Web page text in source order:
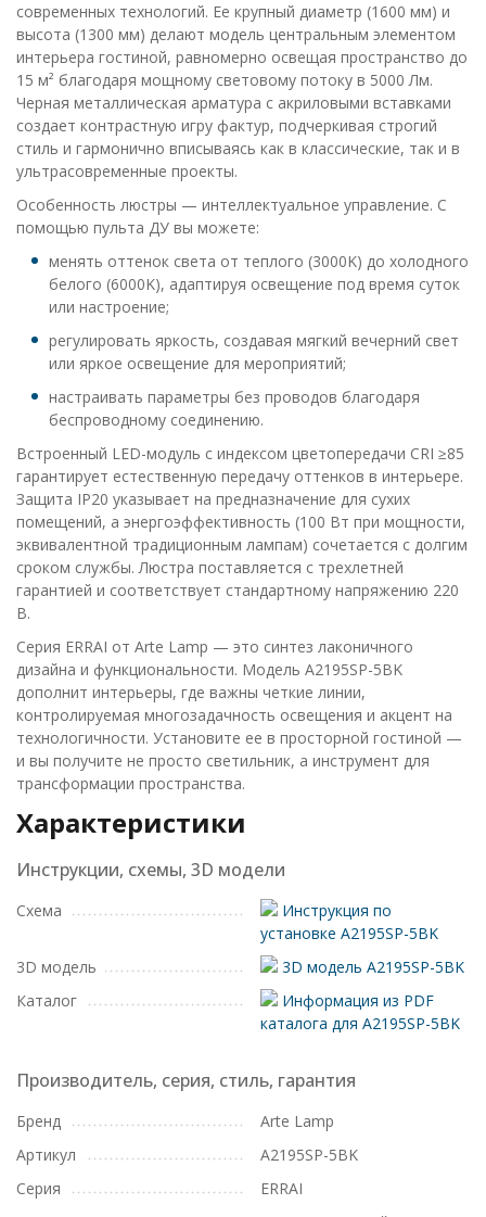
современных технологий. Ее крупный диаметр (1600 мм) и
высота (1300 мм) делают модель центральным элементом
интерьера гостиной, равномерно освещая пространство до
15 м² благодаря мощному световому потоку в 5000 Лм.
Черная металлическая арматура с акриловыми вставками
создает контрастную игру фактур, подчеркивая строгий
стиль и гармонично вписываясь как в классические, так и в
ультрасовременные проекты.
Особенность люстры — интеллектуальное управление. С
помощью пульта ДУ вы можете:
менять оттенок света от теплого (3000K) до холодного
белого (6000K), адаптируя освещение под время суток
или настроение;
регулировать яркость, создавая мягкий вечерний свет
или яркое освещение для мероприятий;
настраивать параметры без проводов благодаря
беспроводному соединению.
Встроенный LED-модуль с индексом цветопередачи CRI ≥85
гарантирует естественную передачу оттенков в интерьере.
Защита IP20 указывает на предназначение для сухих
помещений, а энергоэффективность (100 Вт при мощности,
эквивалентной традиционным лампам) сочетается с долгим
сроком службы. Люстра поставляется с трехлетней
гарантией и соответствует стандартному напряжению 220
В.
Серия ERRAI от Arte Lamp — это синтез лаконичного
дизайна и функциональности. Модель A2195SP-5BK
дополнит интерьеры, где важны четкие линии,
контролируемая многозадачность освещения и акцент на
технологичности. Установите ее в просторной гостиной —
и вы получите не просто светильник, а инструмент для
трансформации пространства.
Характеристики
Инструкции, схемы, 3D модели
Схема
Инструкция по
установке A2195SP-5BK
3D модель
3D модель A2195SP-5BK
Каталог
Информация из PDF
каталога для A2195SP-5BK
Производитель, серия, стиль, гарантия
Бренд
Arte Lamp
Артикул
A2195SP-5BK
Серия
ERRAI